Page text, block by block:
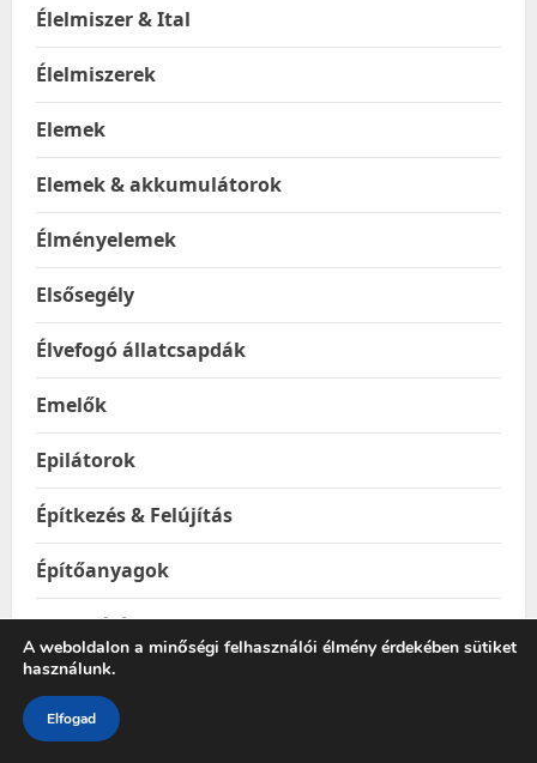
Élelmiszer & Ital
Élelmiszerek
Elemek
Elemek & akkumulátorok
Élményelemek
Elsősegély
Élvefogó állatcsapdák
Emelők
Epilátorok
Építkezés & Felújítás
Építőanyagok
Ereszhálók
Esővízgyűjtő tartályok
Esőztetők és locsolók
A weboldalon a minőségi felhasználói élmény érdekében sütiket
használunk.
Elfogad